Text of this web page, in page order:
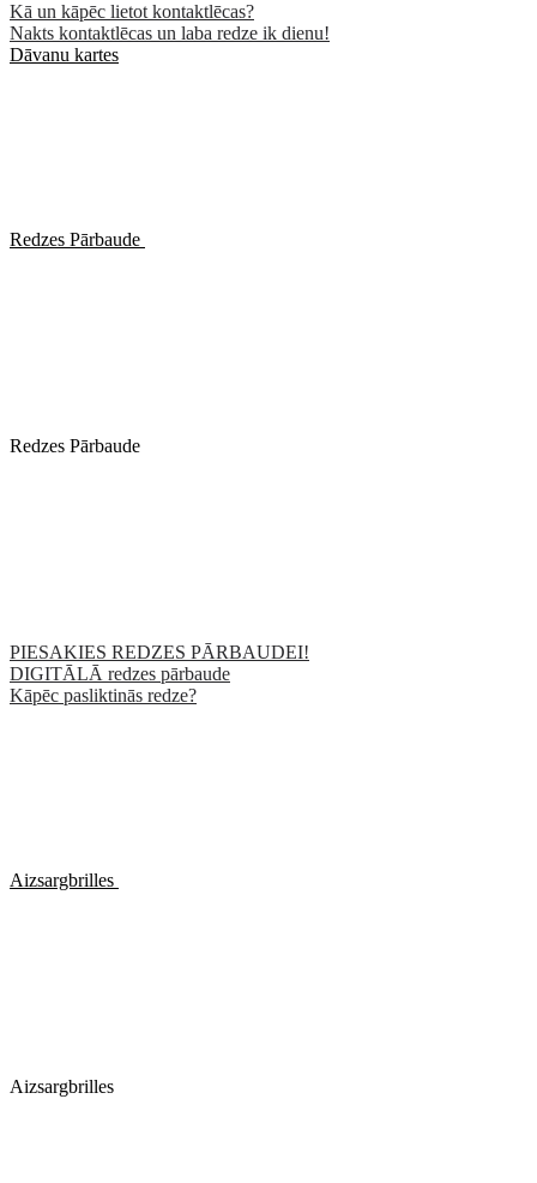
Kā un kāpēc lietot kontaktlēcas?
Nakts kontaktlēcas un laba redze ik dienu!
Dāvanu kartes
Redzes Pārbaude
Redzes Pārbaude
PIESAKIES REDZES PĀRBAUDEI!
DIGITĀLĀ redzes pārbaude
Kāpēc pasliktinās redze?
Aizsargbrilles
Aizsargbrilles